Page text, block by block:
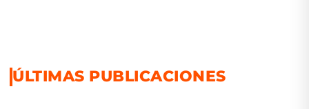
ÚLTIMAS PUBLICACIONES